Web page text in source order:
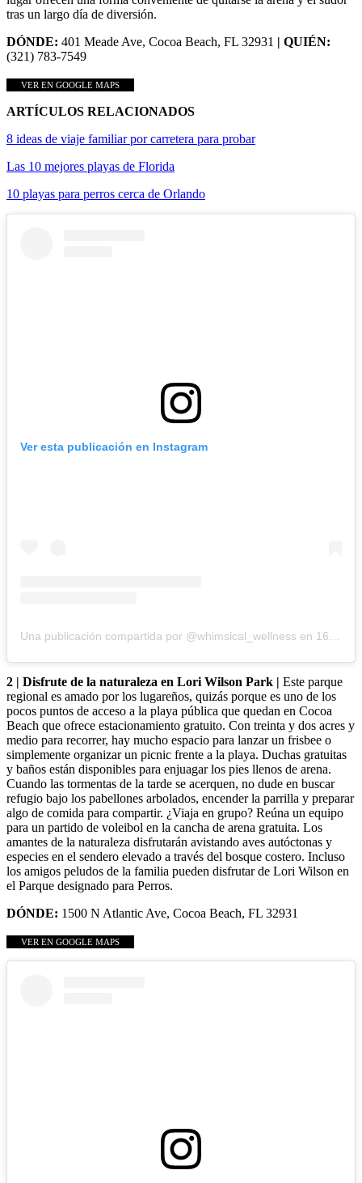
tras un largo día de diversión.
DÓNDE: 401 Meade Ave, Cocoa Beach, FL 32931 | QUIÉN:
(321) 783-7549
VER EN GOOGLE MAPS
ARTÍCULOS RELACIONADOS
8 ideas de viaje familiar por carretera para probar
Las 10 mejores playas de Florida
10 playas para perros cerca de Orlando
Ver esta publicación en Instagram
Una publicación compartida por @whimsical_wellness en 16 de enero de 2020 a las 5:01 a. m. PST
2 | Disfrute de la naturaleza en Lori Wilson Park | Este parque
regional es amado por los lugareños, quizás porque es uno de los
pocos puntos de acceso a la playa pública que quedan en Cocoa
Beach que ofrece estacionamiento gratuito. Con treinta y dos acres y
medio para recorrer, hay mucho espacio para lanzar un frisbee o
simplemente organizar un picnic frente a la playa. Duchas gratuitas
y baños están disponibles para enjuagar los pies llenos de arena.
Cuando las tormentas de la tarde se acerquen, no dude en buscar
refugio bajo los pabellones arbolados, encender la parrilla y preparar
algo de comida para compartir. ¿Viaja en grupo? Reúna un equipo
para un partido de voleibol en la cancha de arena gratuita. Los
amantes de la naturaleza disfrutarán avistando aves autóctonas y
especies en el sendero elevado a través del bosque costero. Incluso
los amigos peludos de la familia pueden disfrutar de Lori Wilson en
el Parque designado para Perros.
DÓNDE: 1500 N Atlantic Ave, Cocoa Beach, FL 32931
VER EN GOOGLE MAPS